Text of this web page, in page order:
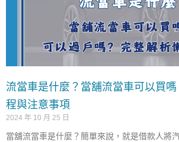
流當車是什麼？當舖流當車可以買
程與注意事項
2024 年 10 月 25 日
當舖流當車是什麼？簡單來說，就是借款人將